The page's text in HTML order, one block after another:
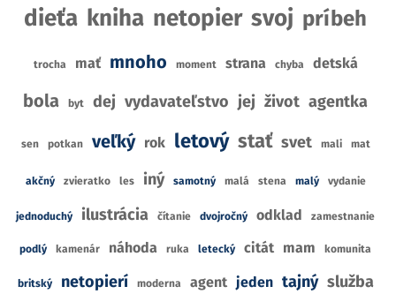
dieťa kniha netopier svoj príbeh
trocha mať mnoho moment strana chyba detská
bola byt dej vydavateľstvo jej život agentka
sen potkan veľký rok letový stať svet mali mat
akčný zvieratko les iný samotný malá stena malý vydanie
jednoduchý ilustrácia čítanie dvojročný odklad zamestnanie
podlý kamenár náhoda ruka letecký citát mam komunita
britský netopierí moderna agent jeden tajný služba